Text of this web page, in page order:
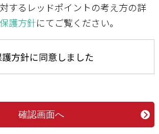
するレッドポイントの考え方の詳
護方針にてご覧ください。
方針に同意しました
確認画面へ